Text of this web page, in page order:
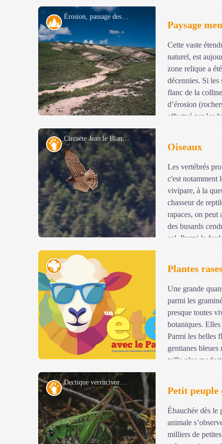
Voir l'image en plein écran
pelouse. L’Union européenne aide actuellement les
pour protéger la pelouse. Sur le chemin du retour, on
(hêtre, bouleau) qui pourraient faire subir un recul
Érosion, passage des transhumants - © Parc national des Cévennes
Voir l'image en plein écran
Paysage Paysage
Cette vaste
naturel, est
zone relique a
décennies. Si les
flanc de la
d’érosion
effectué par les
replat, des pins commencent à s’installer aux dépens
sensibles, imposent de gérer au mieux toutes les
son troupeau en veillant à ne pas accentuer l’érosion et
Circaète Jean le Blanc - © Jean-Pierre Malafosse
Voir l'image en plein écran
Faune Oiseaux
Les vertébrés
c'est notamment
vivipare, à la
chasseur de
rapaces, on peut
des busards
sol. Parmi la
traquet motteux, visiteur d’été installé sur une pierre,
est aussi propice pour entendre le chant des alouettes.
Voir l'image en plein écran
Flore Plantes
Une grande
parmi les
presque toutes
botaniques.
Parmi les belles
gentianes
taille plus
pelouse moins pâturée qu’autrefois. Les réseaux
points de fragilité que des arbrisseaux exploitent pour
myrtilles, associées ici aux airelles rouges et à la
Dectique verrucivore (Decticus verrucivorus) - © Bruno Descaves
Faune Petit peuple
Ébauchée dès le
animale
milliers de